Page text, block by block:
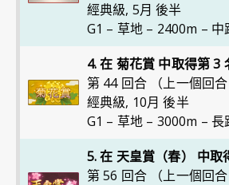
經典級, 5月 後半
G1 – 草地 – 2400m – 中
4. 在 菊花賞 中取得第 3
第 44 回合 （上一個回合
經典級, 10月 後半
G1 – 草地 – 3000m – 長
5. 在 天皇賞（春） 中取
第 56 回合 （上一個回合